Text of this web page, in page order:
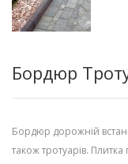
Бордюр
Бордюр дорожній
також тротуарів.